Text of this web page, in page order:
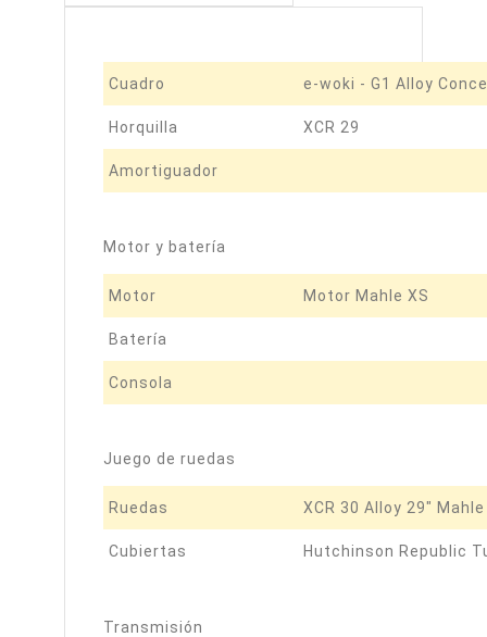
Cuadro e-woki - G1 Alloy
Horquilla XCR 29
Amortiguador
Motor y batería
Motor Motor Mahle XS
Batería
Consola
Juego de ruedas
Ruedas XCR 30 Alloy 29"
Cubiertas Hutchinson Republic
Transmisión